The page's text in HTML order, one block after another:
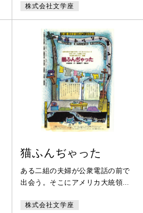
アムソン。彼らの会社では毎月の
売上高を掲示してセールスマンた
ちの競争を煽っているが、かつて
トップの座にあったリヴィーンは
このごろ不成績である。契約の取
れそうな上客の名簿が彼には割り
当てられないからだ。同じ会社の
セールスマン、モスはアーロナウ
に会社の事務所から顧客名簿を盗
み出してこいと焚き付けている。
舞台は一変
株式会社文学座
猫ふんぢゃった
ある二組の夫婦が公衆電話の前で
出会う。そこにアメリカ大統領を
る電話がかかってくる。
株式会社文学座